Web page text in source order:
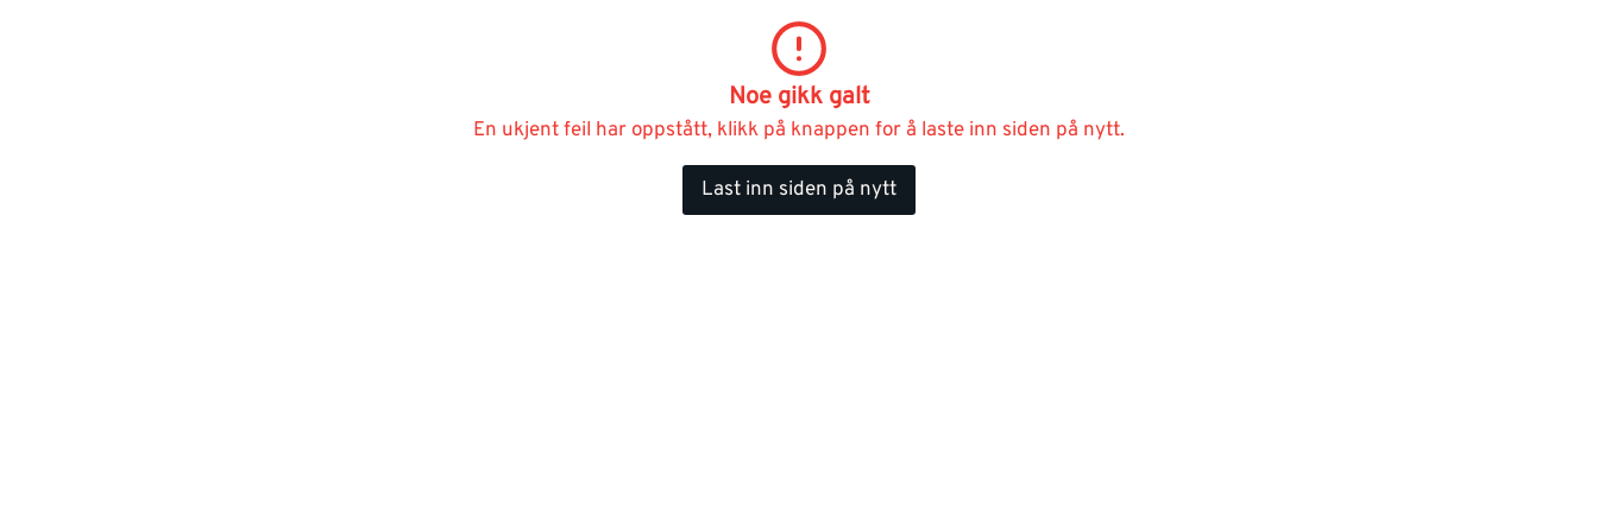
Noe gikk galt
En ukjent feil har oppstått, klikk på knappen for å laste inn siden på nytt.
Last inn siden på nytt